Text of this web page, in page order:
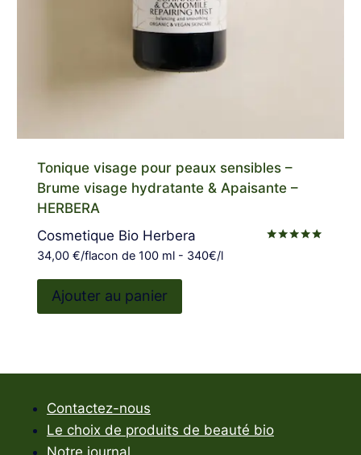
Tonique visage pour peaux sensibles –
Brume visage hydratante & Apaisante –
HERBERA
Cosmetique Bio Herbera
34,00 €/flacon de 100 ml - 340€/l
Ajouter au panier
Contactez-nous
Le choix de produits de beauté bio
Notre journal